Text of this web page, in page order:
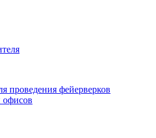
проведения фейерверков
офисов